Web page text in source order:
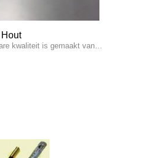
kwaliteit is gemaakt van…